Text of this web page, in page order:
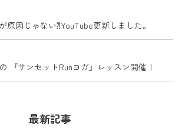
原因じゃない⁈YouTube更新しました。
『サンセットRunヨガ』レッスン開催！
最新記事